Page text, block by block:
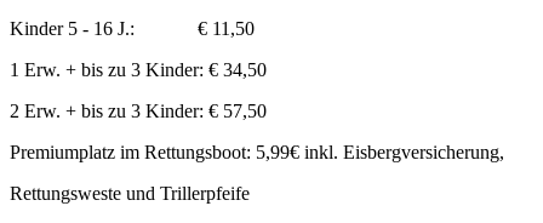
Kinder 5 - 16 J.: € 11,50
1 Erw. + bis zu 3 Kinder: € 34,50
2 Erw. + bis zu 3 Kinder: € 57,50
Premiumplatz im Rettungsboot: 5,99€ inkl. Eisbergversicherung,
Rettungsweste und Trillerpfeife